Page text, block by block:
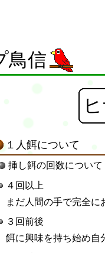
鳥信
１人餌について
挿し餌の回数について
４回 以上
まだ人間の手で完全
３回前後
餌に興味を持ち始め自